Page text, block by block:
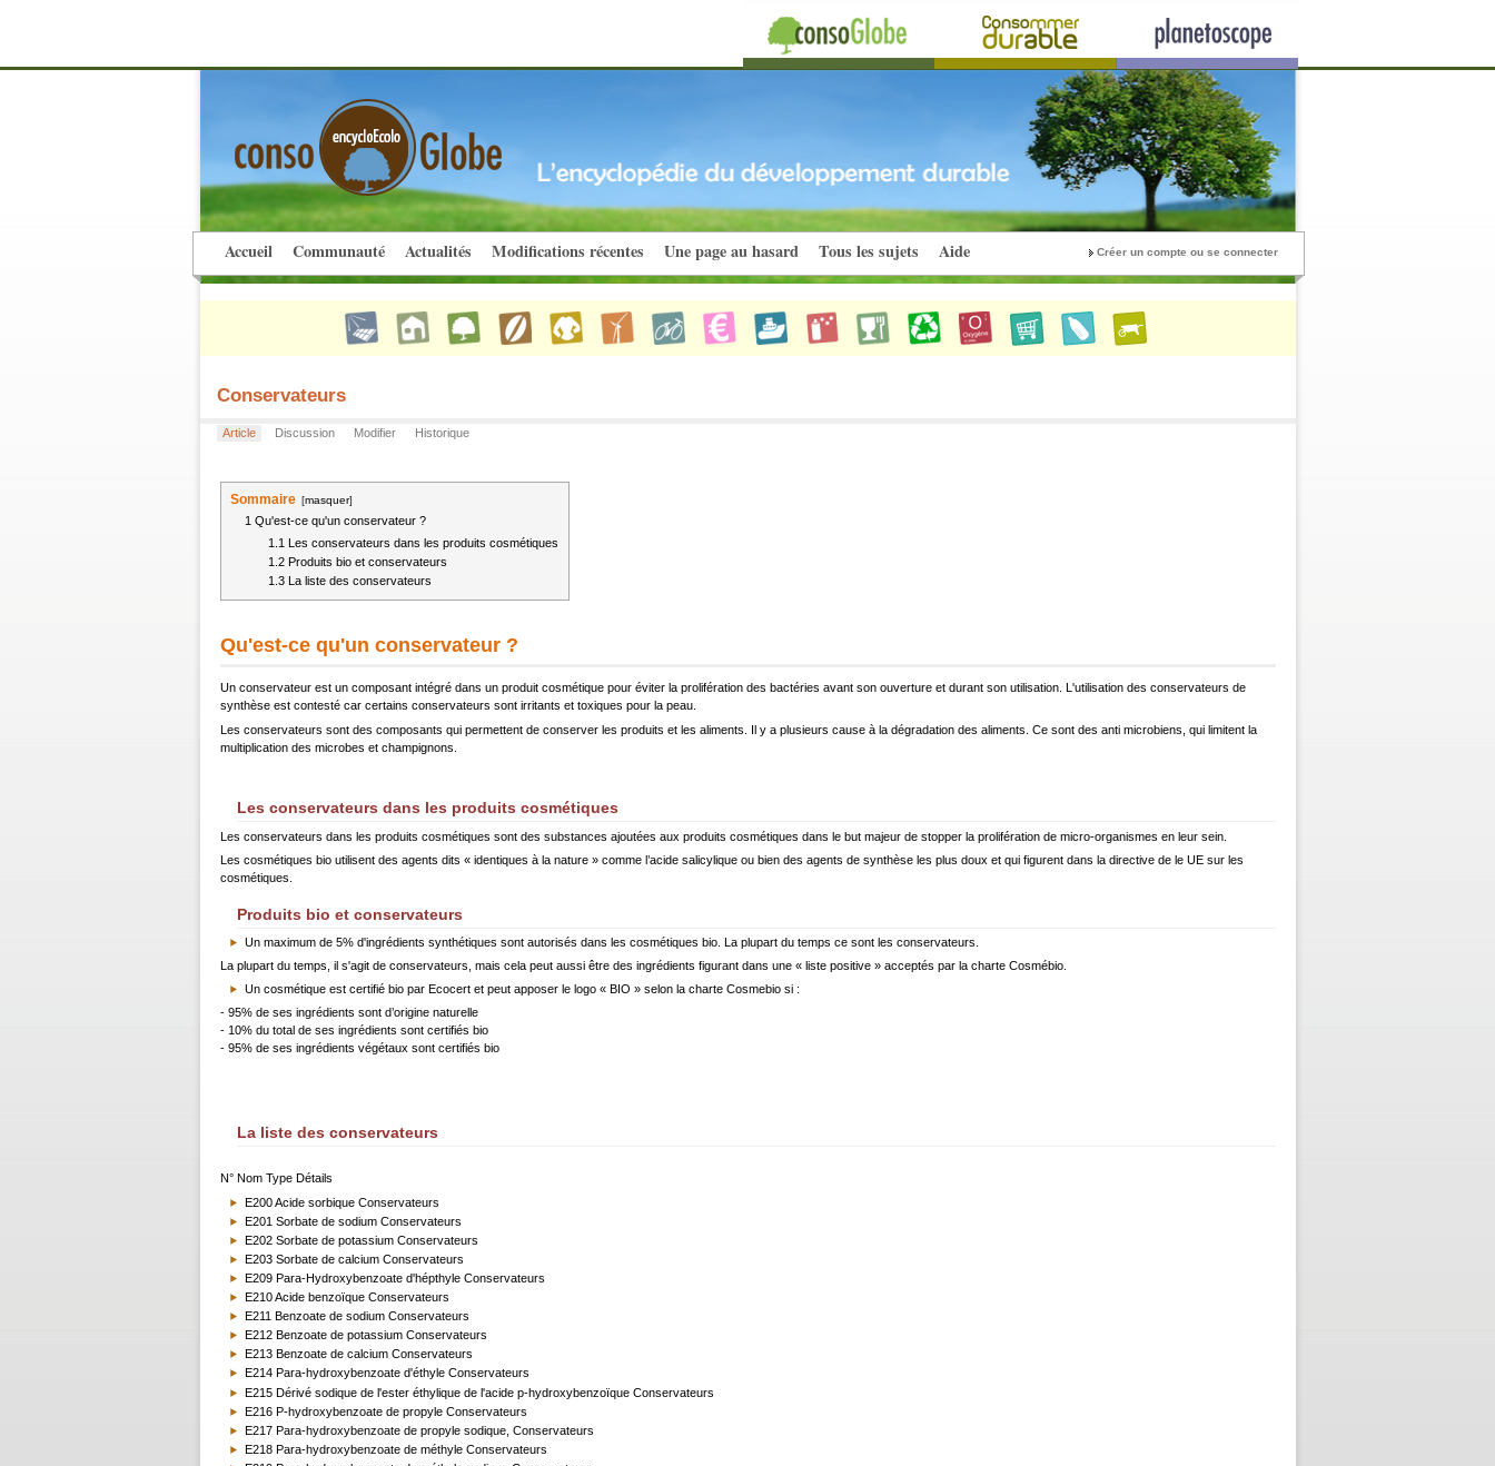
Accueil Communauté Actualités Modifications récentes Une page au hasard Tous les sujets Aide Créer un compte ou se connecter
Conservateurs
Article Discussion Modifier Historique
Sommaire [masquer]
1 Qu'est-ce qu'un conservateur ?
1.1 Les conservateurs dans les produits cosmétiques
1.2 Produits bio et conservateurs
1.3 La liste des conservateurs
Qu'est-ce qu'un conservateur ?
Un conservateur est un composant intégré dans un produit cosmétique pour éviter la prolifération des bactéries avant son ouverture et durant son utilisation. L'utilisation des conservateurs de
synthèse est contesté car certains conservateurs sont irritants et toxiques pour la peau.
Les conservateurs sont des composants qui permettent de conserver les produits et les aliments. Il y a plusieurs cause à la dégradation des aliments. Ce sont des anti microbiens, qui limitent la
multiplication des microbes et champignons
Les conservateurs dans les produits cosmétiques
Les conservateurs dans les produits cosmétiques sont des substances ajoutées aux produits cosmétiques dans le but majeur de stopper la prolifération de micro-organismes en leur sein.
Les cosmétiques bio utilisent des agents dits « identiques à la nature » comme l’acide salicylique ou bien des agents de synthèse les plus doux et qui figurent dans la directive de le UE sur les
cosmétiques.
Produits bio et conservateurs
Un maximum de 5% d'ingrédients synthétiques sont autorisés dans les cosmétiques bio. La plupart du temps ce sont les conservateurs.
La plupart du temps, il s'agit de conservateurs, mais cela peut aussi être des ingrédients figurant dans une « liste positive » acceptés par la charte Cosmébio.
Un cosmétique est certifié bio par Ecocert et peut apposer le logo « BIO » selon la charte Cosmebio si :
- 95% de ses ingrédients sont d’origine naturelle
- 10% du total de ses ingrédients sont certifiés bio
- 95% de ses ingrédients végétaux sont certifiés bio
La liste des conservateurs
N° Nom Type Détails
E200 Acide sorbique Conservateurs
E201 Sorbate de sodium Conservateurs
E202 Sorbate de potassium Conservateurs
E203 Sorbate de calcium Conservateurs
E209 Para-Hydroxybenzoate d'hépthyle Conservateurs
E210 Acide benzoïque Conservateurs
E211 Benzoate de sodium Conservateurs
E212 Benzoate de potassium Conservateurs
E213 Benzoate de calcium Conservateurs
E214 Para-hydroxybenzoate d'éthyle Conservateurs
E215 Dérivé sodique de l'ester éthylique de l'acide p-hydroxybenzoïque Conservateurs
E216 P-hydroxybenzoate de propyle Conservateurs
E217 Para-hydroxybenzoate de propyle sodique, Conservateurs
E218 Para-hydroxybenzoate de méthyle Conservateurs